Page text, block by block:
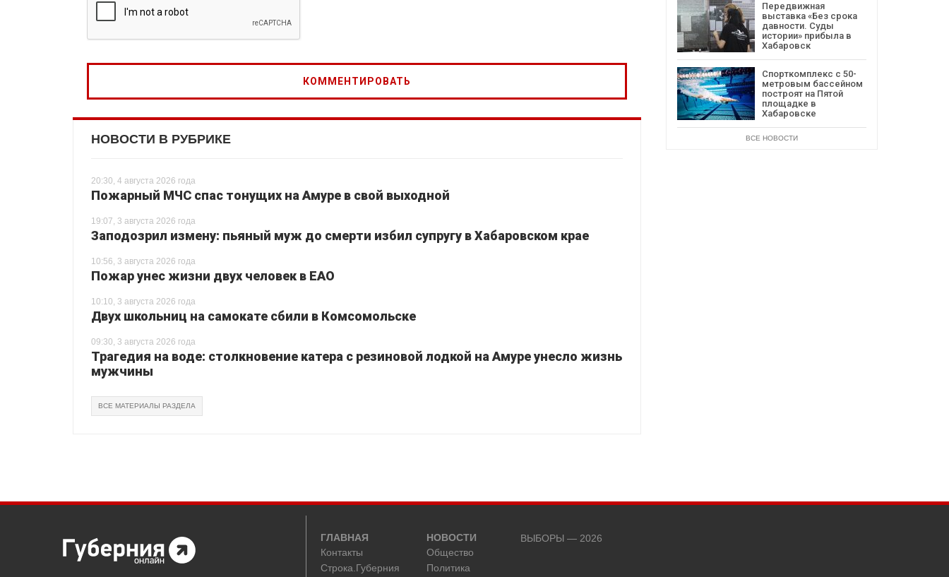
НОВОСТИ В РУБРИКЕ
20:30, 4 августа 2026 года
Пожарный МЧС спас тонущих на Амуре в свой выходной
19:07, 3 августа 2026 года
Заподозрил измену: пьяный муж до смерти избил супругу в Хабаровском крае
10:56, 3 августа 2026 года
Пожар унес жизни двух человек в ЕАО
10:10, 3 августа 2026 года
Двух школьниц на самокате сбили в Комсомольске
09:30, 3 августа 2026 года
Трагедия на воде: столкновение катера с резиновой лодкой на Амуре унесло жизнь
мужчины
ВСЕ МАТЕРИАЛЫ РАЗДЕЛА
Передвижная
выставка «Без срока
давности. Суды
истории» прибыла в
Хабаровск
Спорткомплекс с 50-
метровым бассейном
построят на Пятой
площадке в
Хабаровске
ВСЕ НОВОСТИ
ГЛАВНАЯ
Контакты
Строка.Губерния
НОВОСТИ
Общество
Политика
ВЫБОРЫ — 2026